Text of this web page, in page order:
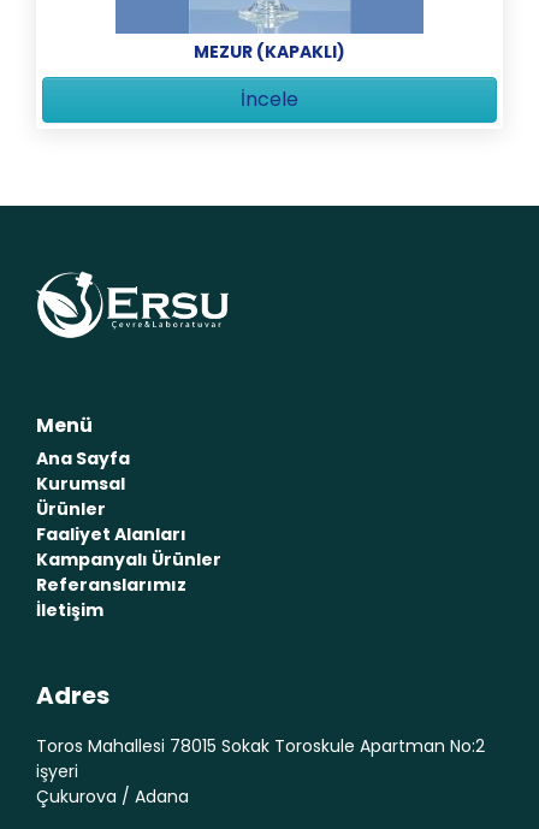
MEZUR (KAPAKLI)
İncele
Menü
Ana Sayfa
Kurumsal
Ürünler
Faaliyet Alanları
Kampanyalı Ürünler
Referanslarımız
İletişim
Adres
Toros Mahallesi 78015 Sokak Toroskule Apartman No:2
işyeri
Çukurova / Adana